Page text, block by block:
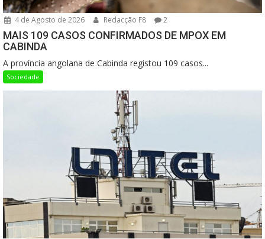
4 de Agosto de 2026 Redacção F8 2
MAIS 109 CASOS CONFIRMADOS DE MPOX EM
CABINDA
A província angolana de Cabinda registou 109 casos...
Sociedade